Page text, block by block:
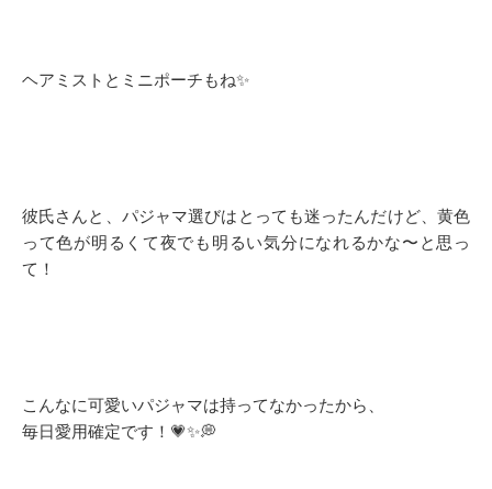
ヘアミストとミニポーチもね✨
彼氏さんと、パジャマ選びはとっても迷ったんだけど、黄色
って色が明るくて夜でも明るい気分になれるかな〜と思っ
て！
こんなに可愛いパジャマは持ってなかったから、
毎日愛用確定です！💗✨💭